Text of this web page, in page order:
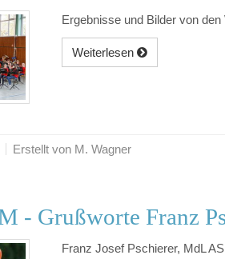
Ergebnisse und Bilder von
Weiterlesen
Erstellt von M. Wagner
- Grußworte Franz
Franz Josef Pschierer, MdL